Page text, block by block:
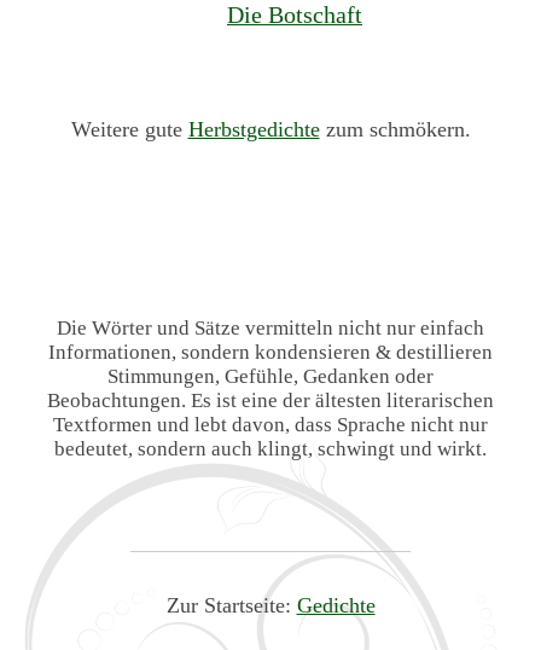
Die Botschaft
Weitere gute Herbstgedichtezum schmökern.
Die Wörter und Sätze vermitteln nicht nur einfach
Informationen, sondern kondensieren & destillieren
Stimmungen, Gefühle, Gedanken oder
Beobachtungen. Es ist eine der ältesten literarischen
Textformen und lebt davon, dass Sprache nicht nur
bedeutet, sondern auch klingt, schwingt und wirkt.
Zur Startseite: Gedichte